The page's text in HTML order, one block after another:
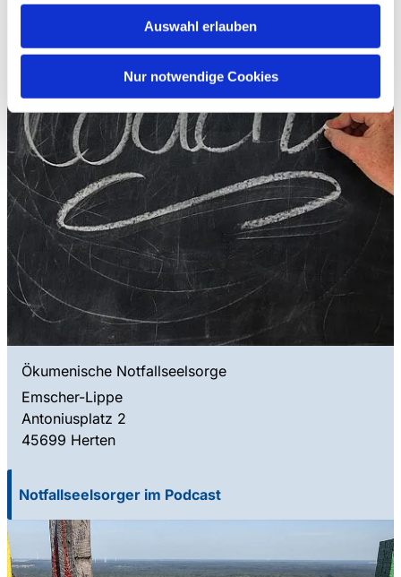
Auswahl erlauben
Nur notwendige Cookies
Ökumenische Notfallseelsorge
Emscher-Lippe
Antoniusplatz 2
45699 Herten
Notfallseelsorger im Podcast